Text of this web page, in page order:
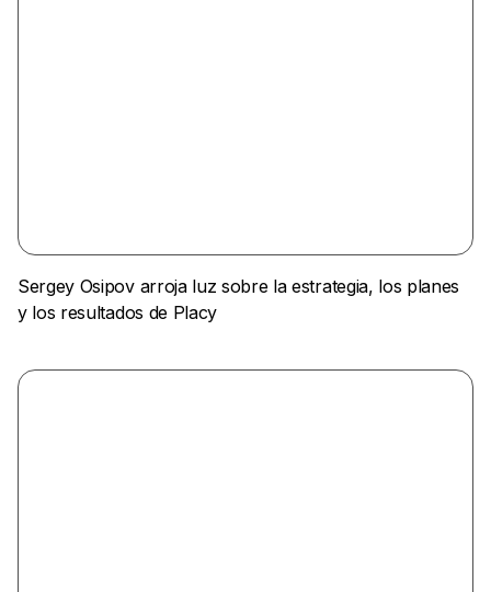
Sergey Osipov arroja luz sobre la estrategia, los planes
y los resultados de Placy